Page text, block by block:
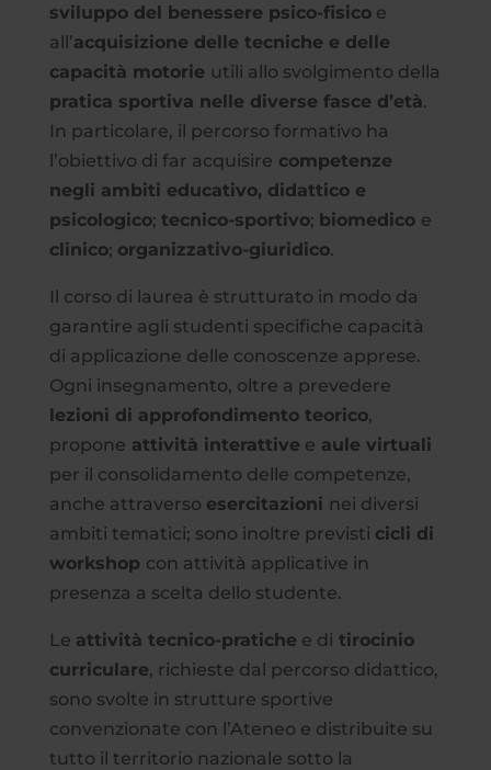
sviluppo del benessere psico-fisicoe
all’acquisizione delle tecniche e delle
capacità motorie utili allo svolgimento della
pratica sportiva nelle diverse fasce d’età.
In particolare, il percorso formativo ha
l’obiettivo di far acquisire competenze
negli ambiti educativo, didattico e
psicologico; tecnico-sportivo; biomedico e
clinico; organizzativo-giuridico.
Il corso di laurea è strutturato in modo da
garantire agli studenti specifiche capacità
di applicazione delle conoscenze apprese.
Ogni insegnamento, oltre a prevedere
lezioni di approfondimento teorico,
propone attività interattive e aule virtuali
per il consolidamento delle competenze,
anche attraverso esercitazioni nei diversi
ambiti tematici; sono inoltre previsti cicli di
workshop con attività applicative in
presenza a scelta dello studente.
Le attività tecnico-pratiche e di tirocinio
curriculare, richieste dal percorso didattico,
sono svolte in strutture sportive
convenzionate con l’Ateneo e distribuite su
tutto il territorio nazionale sotto la